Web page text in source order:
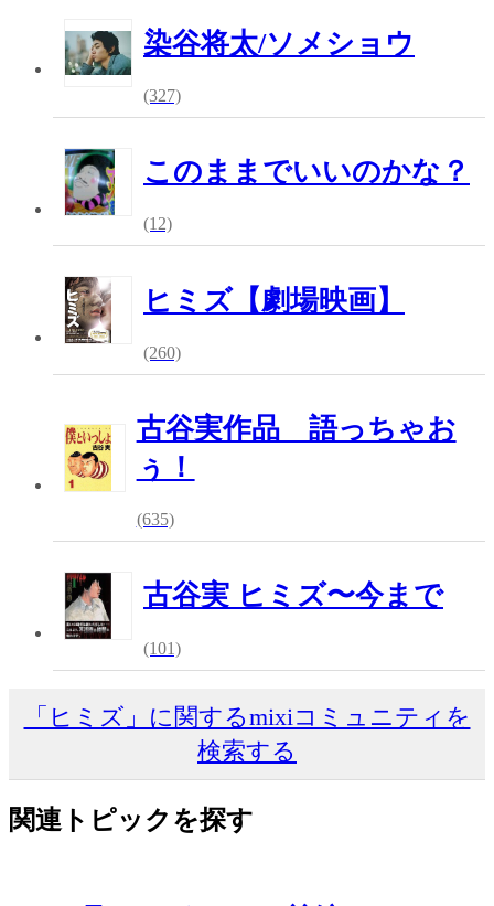
染谷将太/ソメショウ
(327)
このままでいいのかな？
(12)
ヒミズ【劇場映画】
(260)
古谷実作品 語っちゃお
ぅ！
(635)
古谷実 ヒミズ〜今まで
(101)
「ヒミズ」に関するmixiコミュニティを
検索する
関連トピックを探す